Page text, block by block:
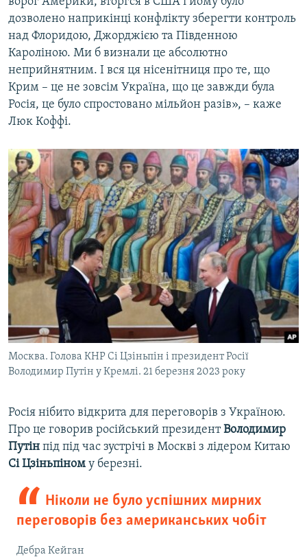
дозволено наприкінці конфлікту зберегти контроль
над Флоридою, Джорджією та Південною
Кароліною. Ми б визнали це абсолютно
неприйнятним. І вся ця нісенітниця про те, що
Крим – це не зовсім Україна, що це завжди була
Росія, це було спростовано мільйон разів», – каже
Люк Коффі.
Москва. Голова КНР Сі Цзіньпін і президент Росії
Володимир Путін у Кремлі. 21 березня 2023 року
Росія нібито відкрита для переговорів з Україною.
Про це говорив російський президентВолодимир
Путін під під час зустрічі в Москві з лідером Китаю
Сі Цзіньпіном у березні.
Ніколи не було успішних мирних
переговорів без американських чобіт
Дебра Кейган